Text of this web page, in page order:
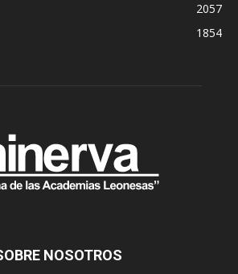
2057
1854
NOSOTROS